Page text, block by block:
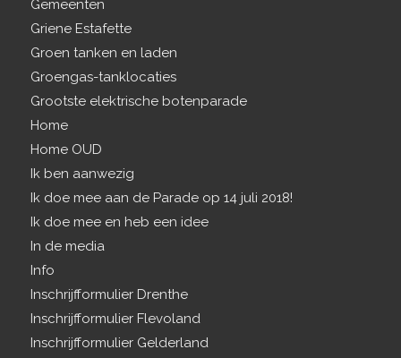
Gemeenten
Griene Estafette
Groen tanken en laden
Groengas-tanklocaties
Grootste elektrische botenparade
Home
Home OUD
Ik ben aanwezig
Ik doe mee aan de Parade op 14 juli 2018!
Ik doe mee en heb een idee
In de media
Info
Inschrijfformulier Drenthe
Inschrijfformulier Flevoland
Inschrijfformulier Gelderland